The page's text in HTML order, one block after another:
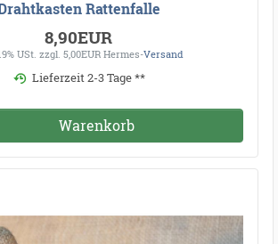
Rattenfalle
8,90EUR
USt. zzgl. 5,00EUR Hermes-Versand
Lieferzeit 2-3 Tage **
Warenkorb